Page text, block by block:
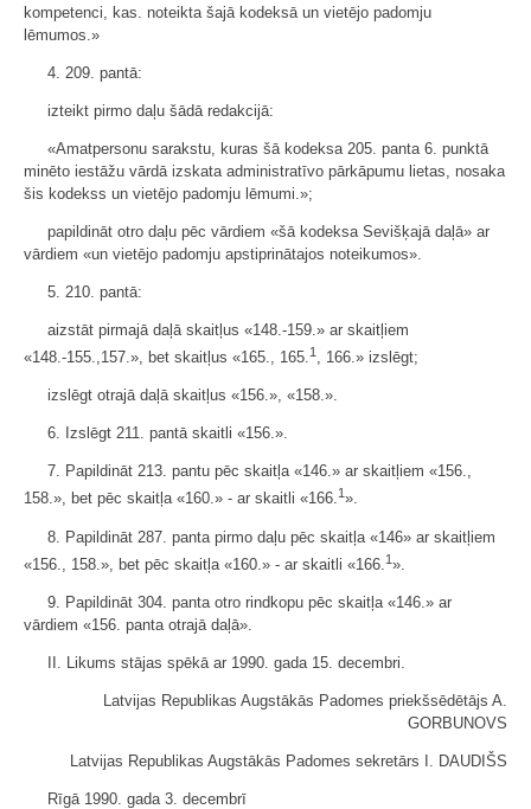
kompetenci, kas. noteikta šajā kodeksā un vietējo padomju
lēmumos.»
4. 209. pantā:
izteikt pirmo daļu šādā redakcijā:
«Amatpersonu sarakstu, kuras šā kodeksa 205. panta 6. punktā
minēto iestāžu vārdā izskata administratīvo pārkāpumu lietas, nosaka
šis kodekss un vietējo padomju lēmumi.»;
papildināt otro daļu pēc vārdiem «šā kodeksa Sevišķajā daļā» ar
vārdiem «un vietējo padomju apstiprinātajos noteikumos».
5. 210. pantā:
aizstāt pirmajā daļā skaitļus «148.-159.» ar skaitļiem
«148.-155.,157.», bet skaitļus «165., 165.1 , 166.» izslēgt;
izslēgt otrajā daļā skaitļus «156.», «158.».
6. Izslēgt 211. pantā skaitli «156.».
7. Papildināt 213. pantu pēc skaitļa «146.» ar skaitļiem «156.,
158.», bet pēc skaitļa «160.» - ar skaitli «166.1 ».
8. Papildināt 287. panta pirmo daļu pēc skaitļa «146» ar skaitļiem
«156., 158.», bet pēc skaitļa «160.» - ar skaitli «166. 1».
9. Papildināt 304. panta otro rindkopu pēc skaitļa «146.» ar
vārdiem «156. panta otrajā daļā».
II. Likums stājas spēkā ar 1990. gada 15. decembri.
Latvijas Republikas Augstākās Padomes priekšsēdētājs A.
GORBUNOVS
Latvijas Republikas Augstākās Padomes sekretārs I. DAUDIŠS
Rīgā 1990. gada 3. decembrī